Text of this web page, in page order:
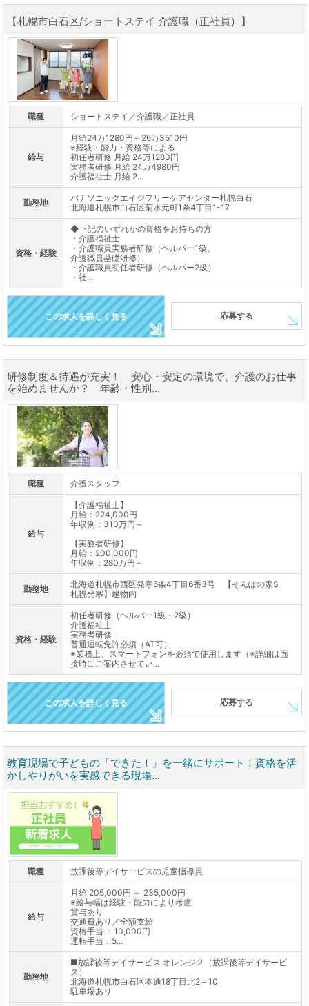
【札幌市白石区/ショートステイ 介護職（正社員）】
職種 ショートステイ／介護職／正社員
給与
月給24万1280円～26万3510円
※経験・能力・資格等による
初任者研修 月給 24万1280円
実務者研修 月給 24万4980円
介護福祉士 月給 2...
勤務地
パナソニックエイジフリーケアセンター札幌白石
北海道札幌市白石区菊水元町1条4丁目1-17
資格・経験
◆下記のいずれかの資格をお持ちの方
・介護福祉士
・介護職員実務者研修（ヘルパー1級、
介護職員基礎研修）
・介護職員初任者研修（ヘルパー2級）
・社...
この求人を詳しく見る 応募する
研修制度＆待遇が充実！ 安心・安定の環境で、介護のお仕事
を始めませんか？ 年齢・性別...
職種 介護スタッフ
給与
【介護福祉士】
月給：224,000円
年収例：310万円～
【実務者研修】
月給：200,000円
年収例：280万円～
勤務地
北海道札幌市西区発寒6条4丁目6番3号 【そんぽの家S
札幌発寒】建物内
資格・経験
初任者研修（ヘルパー1級・2級）
介護福祉士
実務者研修
普通運転免許必須（AT可）
※業務上、スマートフォンを必須で使用します（※詳細は面
接時にご案内させてい...
この求人を詳しく見る 応募する
教育現場で子どもの「できた！」を一緒にサポート！資格を活
かしやりがいを実感できる現場...
職種 放課後等デイサービスの児童指導員
給与
月給 205,000円 ～ 235,000円
※給与幅は経験・能力により考慮
賞与あり
交通費あり／全額支給
資格手当 ：10,000円
運転手当：5...
勤務地
■放課後等デイサービス オレンジ２（放課後等デイサービ
ス）
北海道札幌市白石区本通18丁目北2－10
駐車場あり